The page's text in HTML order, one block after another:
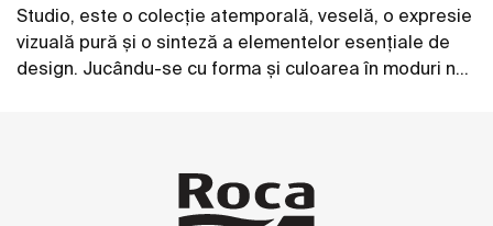
Studio, este o colecție atemporală, veselă, o expresie
vizuală pură și o sinteză a elementelor esențiale de
design. Jucându-se cu forma și culoarea în moduri noi